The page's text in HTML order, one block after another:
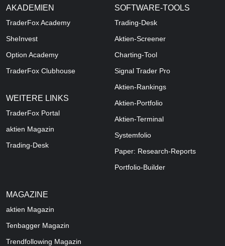
AKADEMIEN
TraderFox Academy
SheInvest
Option Academy
TraderFox Clubhouse
WEITERE LINKS
TraderFox Portal
aktien Magazin
Trading-Desk
SOFTWARE-TOOLS
Trading-Desk
Aktien-Screener
Charting-Tool
Signal Trader Pro
Aktien-Rankings
Aktien-Portfolio
Aktien-Terminal
Systemfolio
Paper: Research-Reports
Portfolio-Builder
MAGAZINE
aktien Magazin
Tenbagger Magazin
Trendfollowing Magazin